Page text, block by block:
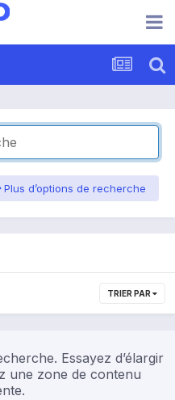
Plus d’options de recherche
TRIER PAR
Essayez d’élargir
une zone de contenu